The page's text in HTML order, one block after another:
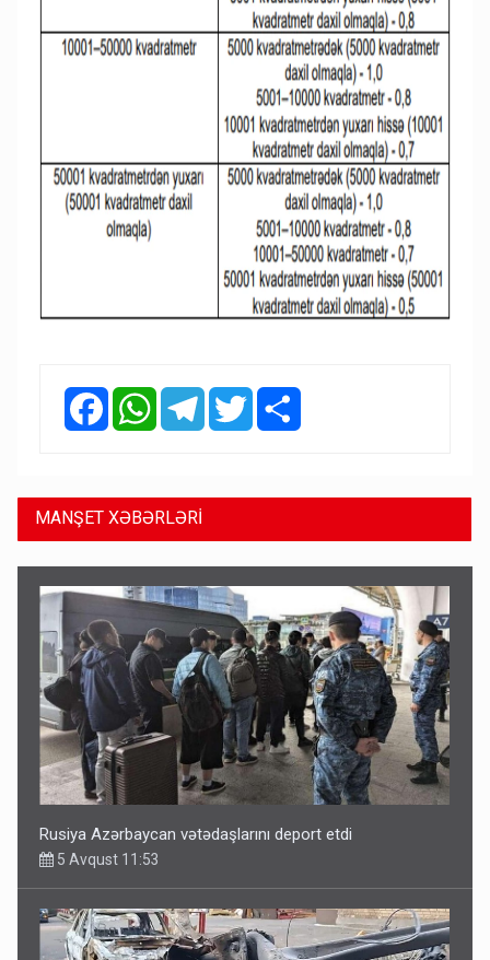
FacebookWhatsAppTelegramTwitter
MANŞET XƏBƏRLƏRİ
Rusiya Azərbaycan vətədaşlarını deport etdi
5 Avqust 11:53